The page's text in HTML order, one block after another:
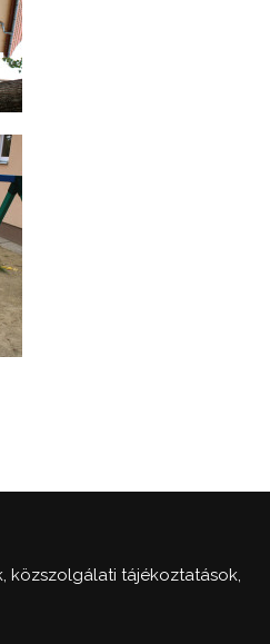
közszolgálati tájékoztatások,